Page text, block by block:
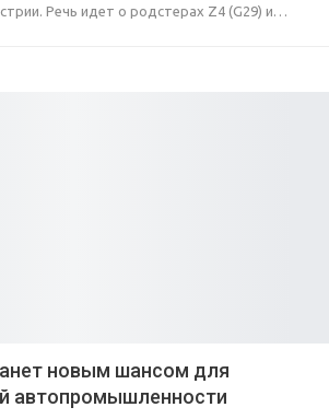
Речь идет о родстерах Z4 (G29) и…
новым шансом для
автопромышленности